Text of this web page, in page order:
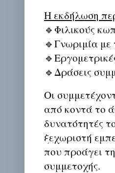
Η εκδήλωση
🔹Φιλικούς
🔹Γνωριμία με
🔹Δράσεις
Οι
από κοντά το
δυνατότητές
ξεχωριστή
που προάγει
συμμετοχής.